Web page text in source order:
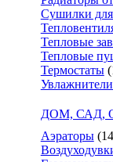
Сушилки
Тепловые
Тепловые
Термостаты
ДОМ, САД,
Аэраторы